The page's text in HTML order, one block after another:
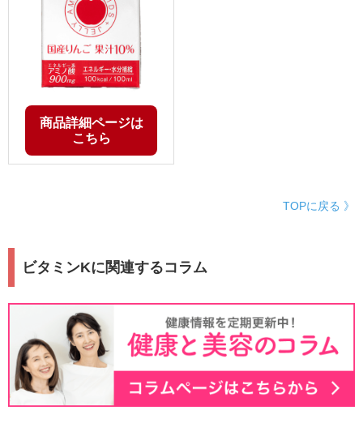
商品詳細ページは
こちら
TOPに戻る 》
ビタミンKに関連するコラム